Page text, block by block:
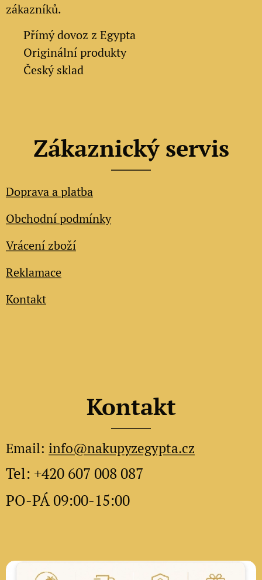
zákazníků.
Přímý dovoz z Egypta
Originální produkty
✔ Český sklad
Zákaznický servis
Doprava a platba
Obchodní podmínky
Vrácení zboží
Reklamace
Kontakt
Kontakt
Email: info@nakupyzegypta.cz
Tel: +420 607 008 087
PO-PÁ 09:00-15:00